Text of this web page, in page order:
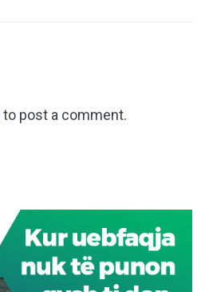
to post a comment.